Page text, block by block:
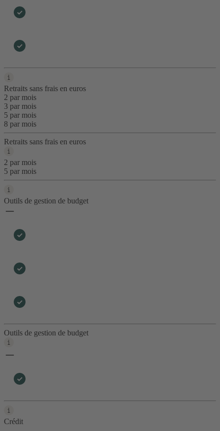
Retraits sans frais en euros
2 par mois
3 par mois
5 par mois
8 par mois
Retraits sans frais en euros
2 par mois
5 par mois
Outils de gestion de budget
Outils de gestion de budget
Crédit